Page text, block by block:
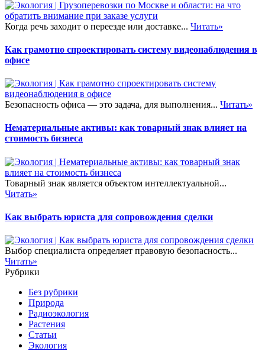
Когда речь заходит о переезде или доставке... Читать»
Как грамотно спроектировать систему видеонаблюдения в
офисе
Безопасность офиса — это задача, для выполнения... Читать»
Нематериальные активы: как товарный знак влияет на
стоимость бизнеса
Товарный знак является объектом интеллектуальной...
Читать»
Как выбрать юриста для сопровождения сделки
Выбор специалиста определяет правовую безопасность...
Читать»
Рубрики
Без рубрики
Природа
Радиоэкология
Растения
Статьи
Экология